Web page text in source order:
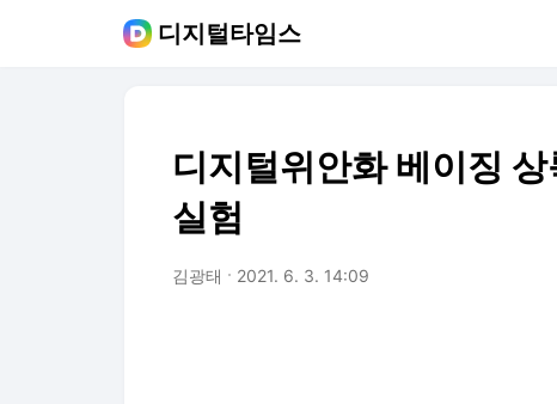
디지털타임스
디지털위안화 베이징
실험
김광태 2021. 6. 3. 14:09